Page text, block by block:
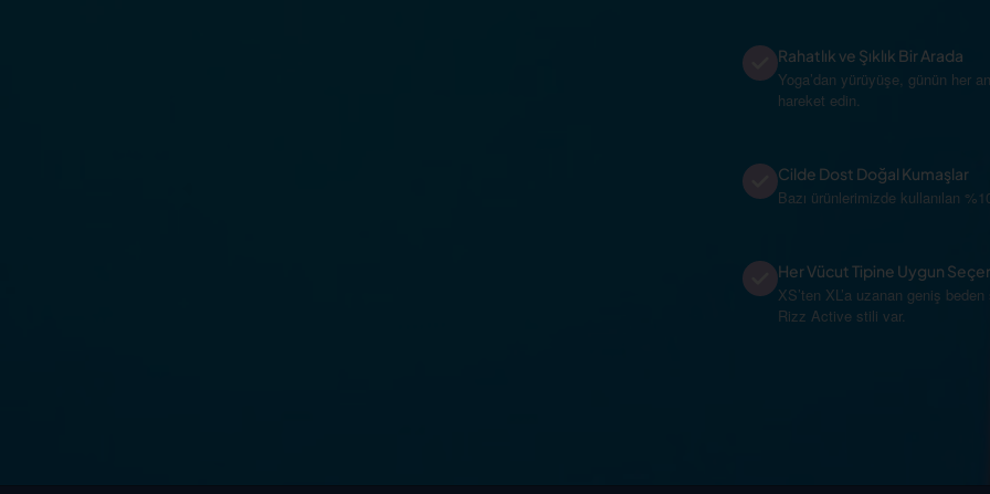
Rahatlık ve Şıklık Bir Arada
Yoga’dan yürüyüşe, günün her
hareket edin.
Cilde Dost Doğal Kumaşlar
Bazı ürünlerimizde kullanılan
Her Vücut Tipine Uygun
XS’ten XL’a uzanan geniş
Rizz Active stili var.